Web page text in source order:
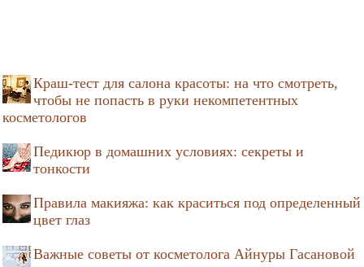
Краш-тест для салона красоты: на что смотреть,
чтобы не попасть в руки некомпетентных
косметологов
Педикюр в домашних условиях: секреты и
тонкости
Правила макияжа: как краситься под определенный
цвет глаз
Важные советы от косметолога Айнуры Гасановой